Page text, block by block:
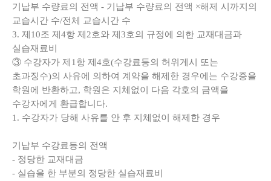
기납부 수량료의 전액 - 기납부 수량료의 전액 ×해제 시까지의
교습시간 수/전체 교습시간 수
3. 제10조 제4항 제2호와 제3호의 규정에 의한 교재대금과
실습재료비
③ 수강자가 제1항 제4호(수강료등의 허위게시 또는
초과징수)의 사유에 의하여 계약을 해제한 경우에는 수강증을
학원에 반환하고, 학원은 지체없이 다음 각호의 금액을
수강자에게 환급합니다.
1. 수강자가 당해 사유를 안 후 지체없이 해제한 경우
기납부 수강료등의 전액
- 정당한 교재대금
- 실습을 한 부분의 정당한 실습재료비